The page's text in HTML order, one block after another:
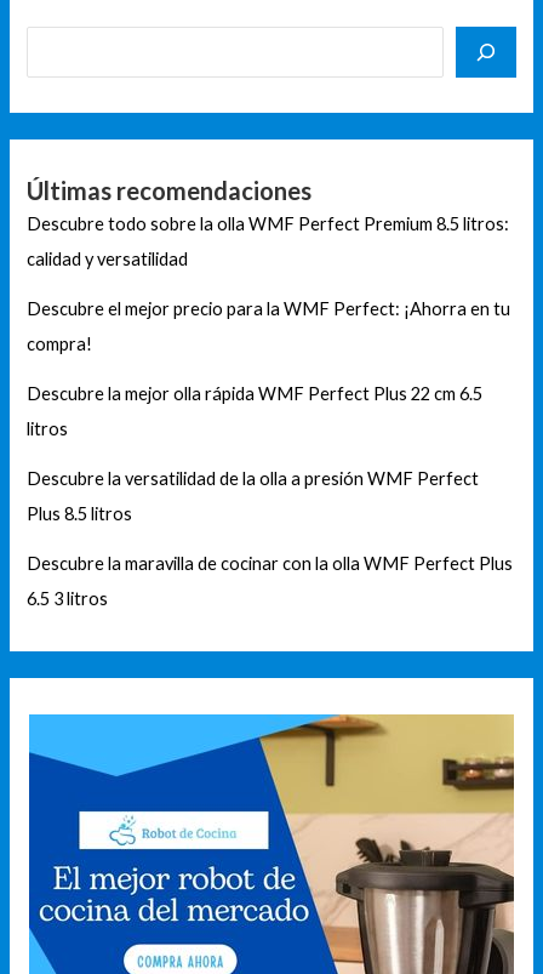
Últimas recomendaciones
Descubre todo sobre la olla WMF Perfect Premium 8.5 litros:
calidad y versatilidad
Descubre el mejor precio para la WMF Perfect: ¡Ahorra en tu
compra!
Descubre la mejor olla rápida WMF Perfect Plus 22 cm 6.5
litros
Descubre la versatilidad de la olla a presión WMF Perfect
Plus 8.5 litros
Descubre la maravilla de cocinar con la olla WMF Perfect Plus
6.5 3 litros